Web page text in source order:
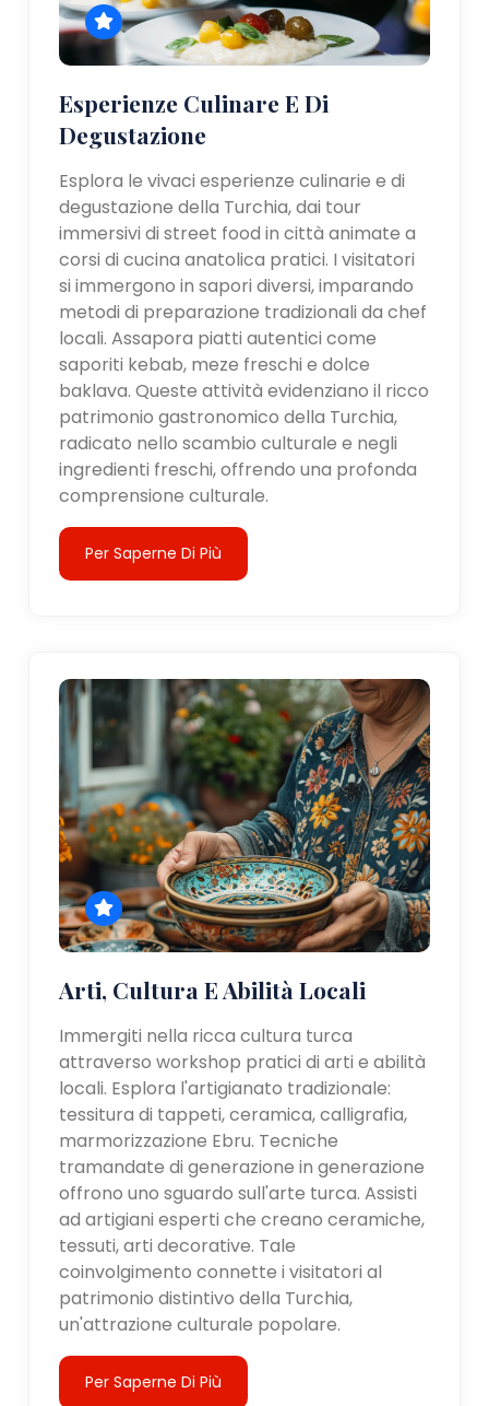
Esperienze Culinare E Di
Degustazione
Esplora le vivaci esperienze culinarie e di
degustazione della Turchia, dai tour
immersivi di street food in città animate a
corsi di cucina anatolica pratici. I visitatori
si immergono in sapori diversi, imparando
metodi di preparazione tradizionali da chef
locali. Assapora piatti autentici come
saporiti kebab, meze freschi e dolce
baklava. Queste attività evidenziano il ricco
patrimonio gastronomico della Turchia,
radicato nello scambio culturale e negli
ingredienti freschi, offrendo una profonda
comprensione culturale.
Per Saperne Di Più
Arti, Cultura E Abilità Locali
Immergiti nella ricca cultura turca
attraverso workshop pratici di arti e abilità
locali. Esplora l'artigianato tradizionale:
tessitura di tappeti, ceramica, calligrafia,
marmorizzazione Ebru. Tecniche
tramandate di generazione in generazione
offrono uno sguardo sull'arte turca. Assisti
ad artigiani esperti che creano ceramiche,
tessuti, arti decorative. Tale
coinvolgimento connette i visitatori al
patrimonio distintivo della Turchia,
un'attrazione culturale popolare.
Per Saperne Di Più